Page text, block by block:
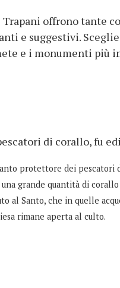
offrono tante
e suggestivi.
e i monumenti più
di corallo, fu
protettore dei
grande quantità di
al Santo, che in quelle
rimane aperta al culto.